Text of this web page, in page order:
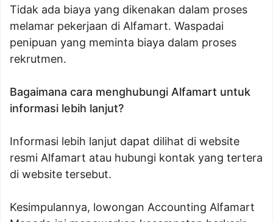
Tidak ada biaya yang dikenakan dalam proses
melamar pekerjaan di Alfamart. Waspadai
penipuan yang meminta biaya dalam proses
rekrutmen.
Bagaimana cara menghubungi Alfamart untuk
informasi lebih lanjut?
Informasi lebih lanjut dapat dilihat di website
resmi Alfamart atau hubungi kontak yang tertera
di website tersebut.
Kesimpulannya, lowongan Accounting Alfamart